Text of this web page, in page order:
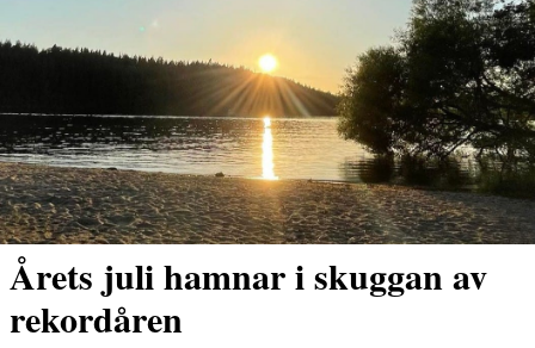
Årets juli hamnar i skuggan av
rekordåren